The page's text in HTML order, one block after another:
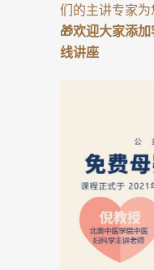
们的主讲专家为
🎁欢迎大家添
线讲座